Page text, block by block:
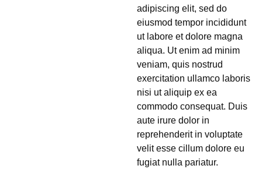
adipiscing elit, sed do
eiusmod tempor incididunt
ut labore et dolore magna
aliqua. Ut enim ad minim
veniam, quis nostrud
exercitation ullamco laboris
nisi ut aliquip ex ea
commodo consequat. Duis
aute irure dolor in
reprehenderit in voluptate
velit esse cillum dolore eu
fugiat nulla pariatur.